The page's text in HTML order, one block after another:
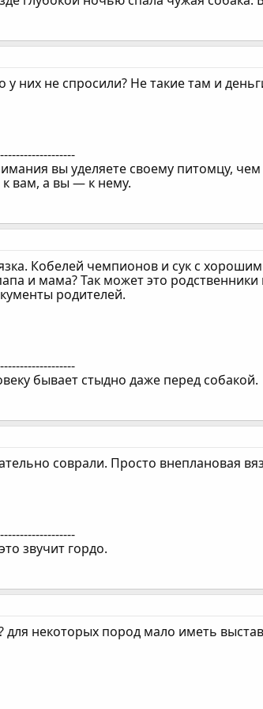
у них не спросили? Не такие там и
вы уделяете своему питомцу,
вам, а вы — к нему.
Кобелей чемпионов и сук с
и мама? Так может это
родителей.
бывает стыдно даже перед собакой.
соврали. Просто внеплановая
звучит гордо.
для некоторых пород мало иметь